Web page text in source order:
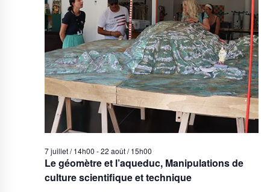
Le géomètre et l’aqueduc, Manipulations de
culture scientifique et technique
7 juillet / 14h00 -22 août / 15h00